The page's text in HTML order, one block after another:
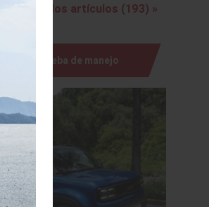
Ver todos los artículos (193) »
Prueba de manejo